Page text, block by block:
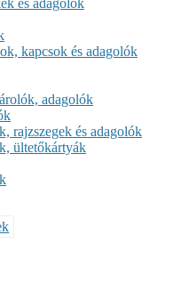
kapcsok és adagolók
adagolók
rajzszegek és adagolók
ültetőkártyák